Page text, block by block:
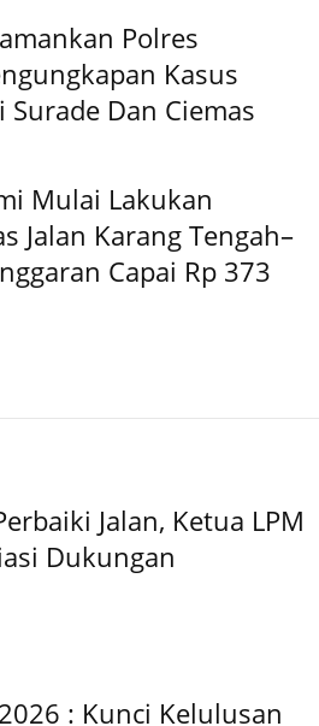
Polres
Kasus
Surade Dan Ciemas
Mulai Lakukan
Jalan Karang Tengah–
Capai Rp 373
Jalan, Ketua LPM
Dukungan
: Kunci Kelulusan